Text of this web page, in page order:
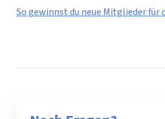
So gewinnst du neue Mitglieder für